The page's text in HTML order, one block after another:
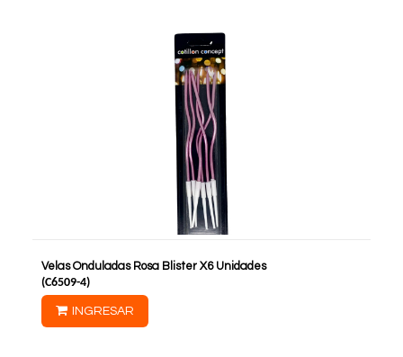
Velas Onduladas Rosa Blister X6 Unidades
(C6509-4)
INGRESAR